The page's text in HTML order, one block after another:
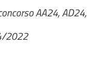
AA24, AD24,
2022